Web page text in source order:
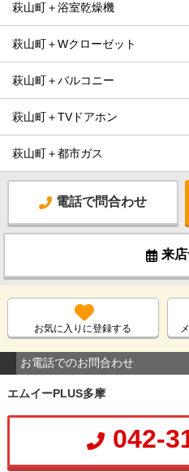
萩山町＋浴室乾燥機
萩山町＋Wクローゼット
萩山町＋バルコニー
萩山町＋TVドアホン
萩山町＋都市ガス
電話で問合わせ
来
お気に入りに登録する
お電話でのお問合わせ
エムイーPLUS多摩
042-